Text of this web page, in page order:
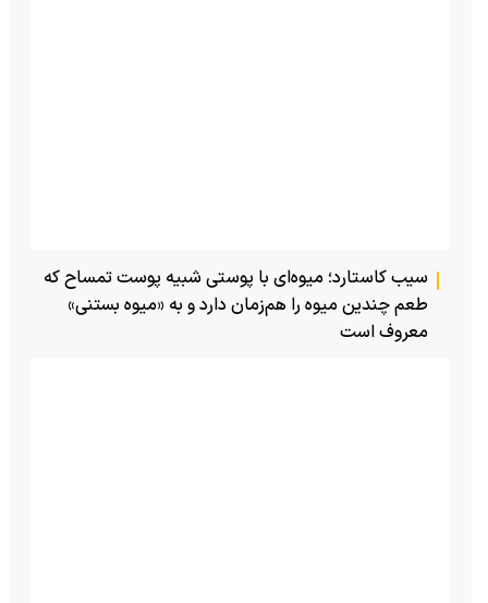
سیب کاستارد؛ میوه‌ای با پوستی شبیه پوست تمساح که
طعم چندین میوه را هم‌زمان دارد و به «میوه بستنی»
معروف است